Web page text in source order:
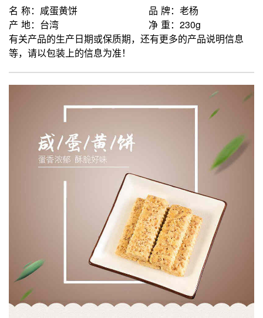
名 称：咸蛋黄饼
品 牌：老杨
产 地：台湾
净 重：230g
有关产品的生产日期或保质期，还有更多的产品说明信息
等，请以包装上的信息为准！